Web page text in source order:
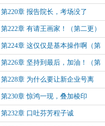
第220章 报告院长，考场没了
第222章 有请王画家！（第二更）
第224章 这仅仅是基本操作啊（第
一更）
第226章 坚持到最后，加油！（第
三更）
第228章 为什么要让新企业号离
开？（第二更）
第230章 惊鸿一现，叠加棱印
第232章 口吐芬芳程子诚